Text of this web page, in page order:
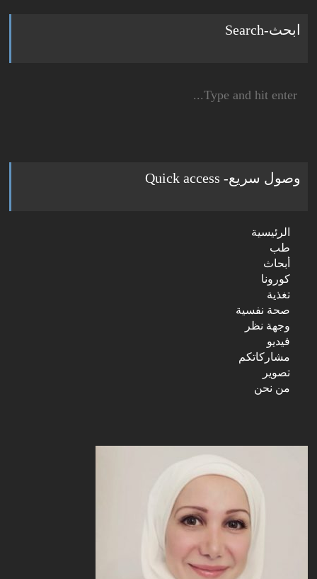
ابحث-Search
for:
وصول سريع- Quick access
الرئيسية
طب
أبحاث
كورونا
تغذية
صحة نفسية
وجهة نظر
فيديو
مشاركاتكم
تصوير
من نحن